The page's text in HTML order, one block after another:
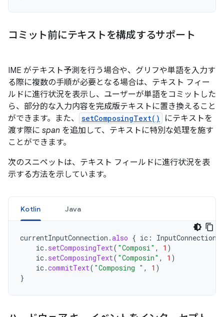
コミット前にテキストを構成するサポート
IME がテキスト予測を行う場合や、グリフや単語を入力す
る際に複数の手順が必要となる場合は、テキスト フィー
ルドに進行状況を表示し、ユーザーが単語をコミットした
ら、部分的な入力内容を完成版テキストに置き換えること
ができます。また、
setComposingText()
にテキストを
渡す際に span を追加して、テキストに特別な処理を施す
ことができます。
次のスニペットは、テキスト フィールドに進行状況を表
示する方法を示しています。
Kotlin Java
currentInputConnection .also { ic : InputConnection
ic. setComposingText( "Composi" , 1 )
ic. setComposingText( "Composin" , 1 )
ic.commitText( "Composing " , 1 )
}